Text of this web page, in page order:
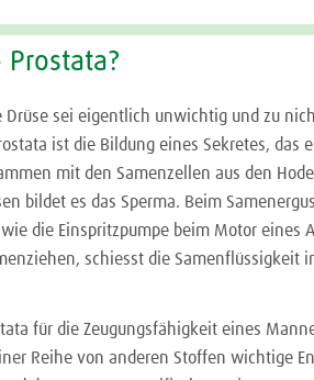
sei eigentlich unwichtig und zu
ist die Bildung eines Sekretes, das
mit den Samenzellen aus den
bildet es das Sperma. Beim
die Einspritzpumpe beim Motor eines
schiesst die Samenflüssigkeit
für die Zeugungsfähigkeit eines
Reihe von anderen Stoffen wichtige